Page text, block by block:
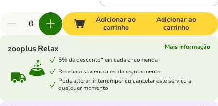
Adicionar ao
carrinho
Adicionar ao
carrinho
zooplus Relax
Mais informação
5% de desconto* em cada encomenda
Receba a sua encomenda regularmente
Pode alterar, interromper ou cancelar este serviço a
qualquer momento